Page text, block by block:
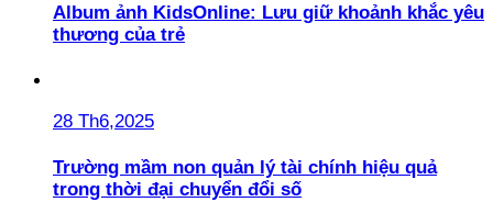
Album ảnh KidsOnline: Lưu giữ khoảnh khắc yêu
thương của trẻ
28 Th6,2025
Trường mầm non quản lý tài chính hiệu quả
trong thời đại chuyển đổi số